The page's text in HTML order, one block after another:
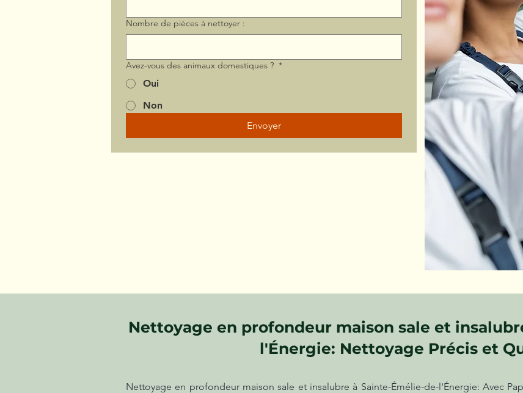
Nombre de pièces à nettoyer :
Avez-vous des animaux domestiques ? *
Oui
Non
Envoyer
Nettoyage en profondeur maison sale et
l'Énergie: Nettoyage Précis et
Nettoyage en profondeur maison sale et insalubre à Sainte-Émélie-de-l'Énergie: Avec